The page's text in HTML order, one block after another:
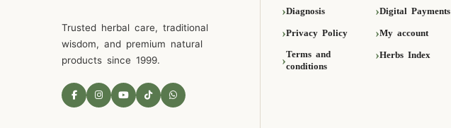
Trusted herbal care, traditional
wisdom, and premium natural
products since 1999.
Diagnosis Digital Payments
Privacy Policy My account
Terms and
conditions
Herbs Index